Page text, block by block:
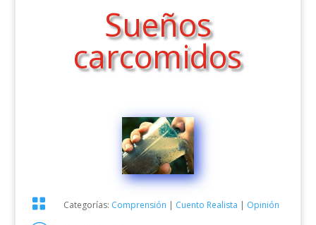
Sueños
carcomidos
 Categorías: Comprensión | Cuento Realista | Opinión